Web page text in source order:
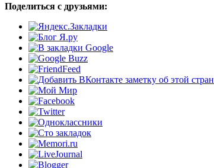
Поделиться с друзьями: